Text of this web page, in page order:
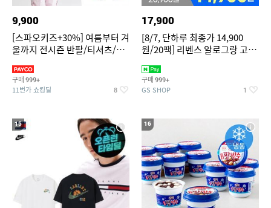
9,900
[스파오키즈+30%] 여름부터 겨
울까지 전시즌 반팔/티셔츠/셋
구매 999+
11번가 쇼킹딜 8
17,900
[8/7, 단하루 최종가 14,900
원/20팩] 리벤스 알로그랑 고평
구매 999+
GS SHOP 1
15 16